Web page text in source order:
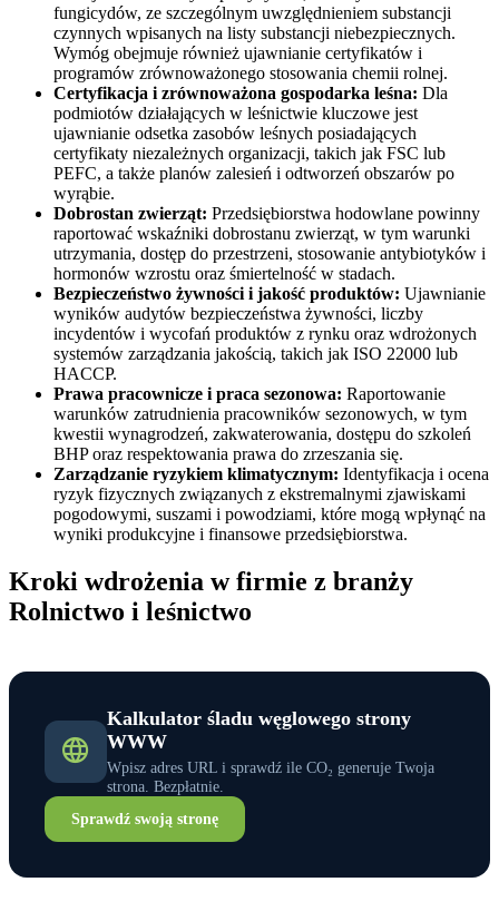
fungicydów, ze szczególnym uwzględnieniem substancji
czynnych wpisanych na listy substancji niebezpiecznych.
Wymóg obejmuje również ujawnianie certyfikatów i
programów zrównoważonego stosowania chemii rolnej.
Certyfikacja i zrównoważona gospodarka leśna: Dla
podmiotów działających w leśnictwie kluczowe jest
ujawnianie odsetka zasobów leśnych posiadających
certyfikaty niezależnych organizacji, takich jak FSC lub
PEFC, a także planów zalesień i odtworzeń obszarów po
wyrąbie.
Dobrostan zwierząt: Przedsiębiorstwa hodowlane powinny
raportować wskaźniki dobrostanu zwierząt, w tym warunki
utrzymania, dostęp do przestrzeni, stosowanie antybiotyków i
hormonów wzrostu oraz śmiertelność w stadach.
Bezpieczeństwo żywności i jakość produktów: Ujawnianie
wyników audytów bezpieczeństwa żywności, liczby
incydentów i wycofań produktów z rynku oraz wdrożonych
systemów zarządzania jakością, takich jak ISO 22000 lub
HACCP.
Prawa pracownicze i praca sezonowa: Raportowanie
warunków zatrudnienia pracowników sezonowych, w tym
kwestii wynagrodzeń, zakwaterowania, dostępu do szkoleń
BHP oraz respektowania prawa do zrzeszania się.
Zarządzanie ryzykiem klimatycznym: Identyfikacja i ocena
ryzyk fizycznych związanych z ekstremalnymi zjawiskami
pogodowymi, suszami i powodziami, które mogą wpłynąć na
wyniki produkcyjne i finansowe przedsiębiorstwa.
Kroki wdrożenia w firmie z branży
Rolnictwo i leśnictwo
Kalkulator śladu węglowego strony
WWW
Wpisz adres URL i sprawdź ile CO₂ generuje Twoja
strona. Bezpłatnie.
Sprawdź swoją stronę